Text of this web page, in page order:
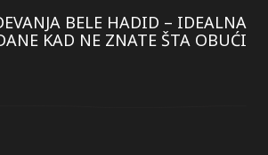
BELE HADID – IDEALNA
KAD NE ZNATE ŠTA OBUĆI